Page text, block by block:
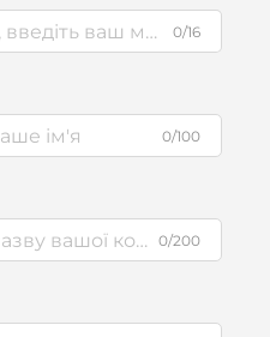
0/16
0/100
0/200